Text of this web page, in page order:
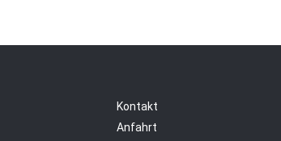
Kontakt
Anfahrt